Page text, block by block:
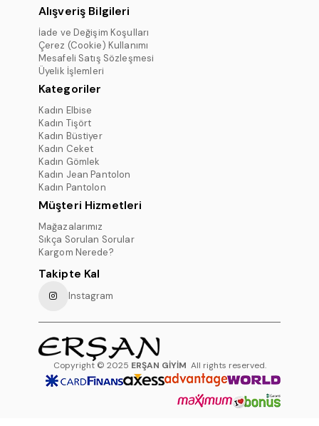
Alışveriş Bilgileri
İade ve Değişim Koşulları
Çerez (Cookie) Kullanımı
Mesafeli Satış Sözleşmesi
Üyelik İşlemleri
Kategoriler
Kadın Elbise
Kadın Tişört
Kadın Büstiyer
Kadın Ceket
Kadın Gömlek
Kadın Jean Pantolon
Kadın Pantolon
Müşteri Hizmetleri
Mağazalarımız
Sıkça Sorulan Sorular
Kargom Nerede?
Takipte Kal
Instagram
Copyright © 2025 ERŞAN GİYİM All rights reserved.